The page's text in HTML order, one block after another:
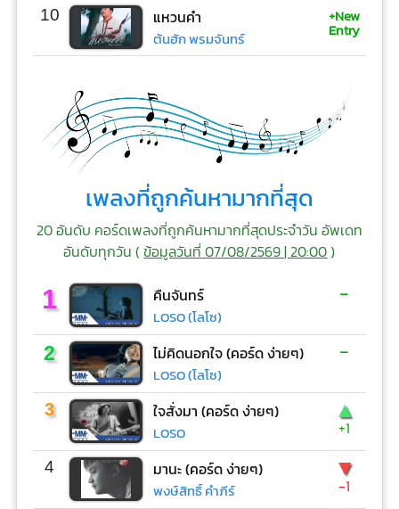
10 แหวนคำ
ต้นฮัก พรมจันทร์
+New
Entry
เพลงที่ถูกค้นหามากที่สุด
20 อันดับ คอร์ดเพลงที่ถูกค้นหามากที่สุดประจำวัน อัพเดท
อันดับทุกวัน (ข้อมูลวันที่ 07/08/2569 | 20:00)
1 คืนจันทร์
LOSO (โลโซ)
-
2 ไม่คิดนอกใจ (คอร์ด ง่ายๆ)
LOSO (โลโซ)
-
3 ใจสั่งมา (คอร์ด ง่ายๆ)
LOSO
▲
+1
4 มานะ (คอร์ด ง่ายๆ)
พงษ์สิทธิ์ คำภีร์
▼
-1